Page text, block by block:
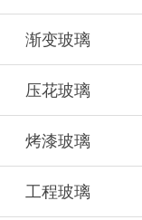
渐变玻璃
压花玻璃
烤漆玻璃
工程玻璃